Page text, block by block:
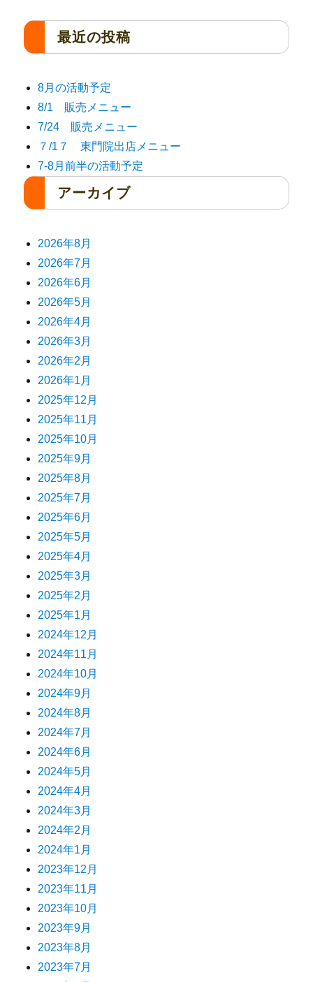
最近の投稿
8月の活動予定
8/1 販売メニュー
7/24 販売メニュー
７/1７ 東門院出店メニュー
7-8月前半の活動予定
アーカイブ
2026年8月
2026年7月
2026年6月
2026年5月
2026年4月
2026年3月
2026年2月
2026年1月
2025年12月
2025年11月
2025年10月
2025年9月
2025年8月
2025年7月
2025年6月
2025年5月
2025年4月
2025年3月
2025年2月
2025年1月
2024年12月
2024年11月
2024年10月
2024年9月
2024年8月
2024年7月
2024年6月
2024年5月
2024年4月
2024年3月
2024年2月
2024年1月
2023年12月
2023年11月
2023年10月
2023年9月
2023年8月
2023年7月